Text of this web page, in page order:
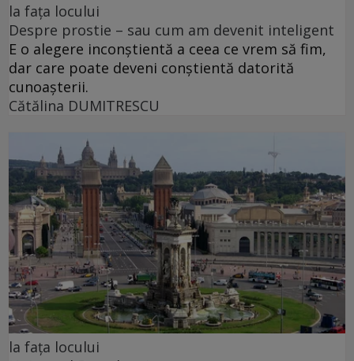
la fața locului
Despre prostie – sau cum am devenit inteligent
E o alegere inconștientă a ceea ce vrem să fim,
dar care poate deveni conștientă datorită
cunoașterii.
Cătălina DUMITRESCU
la fața locului